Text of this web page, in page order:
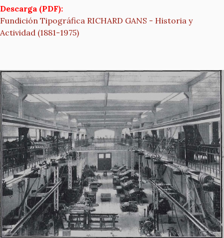
Descarga (PDF):
Fundición Tipográfica RICHARD GANS - Historia y
Actividad (1881-1975)